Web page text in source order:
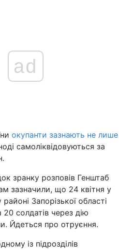
Війна
Світ
Наука
Лайт
Інциденти
ad
окупанти зазнають не лише
самоліквідовуються за
зранку розповів Генштаб
зазначили, що 24 квітня у
Запорізької області
солдатів через дію
Йдеться про отруєння.
із підрозділів